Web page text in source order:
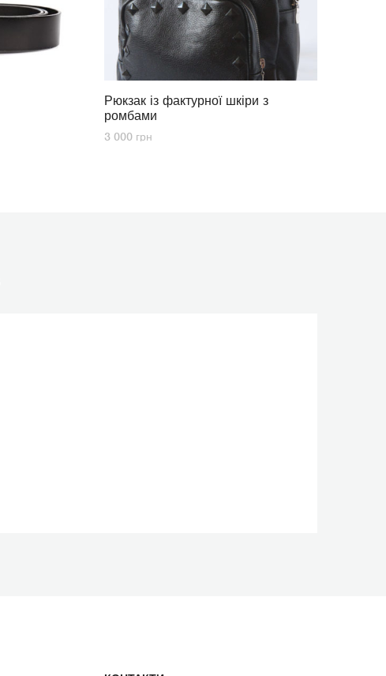
Рюкзак із фактурної шкіри з
ромбами
3 000 грн